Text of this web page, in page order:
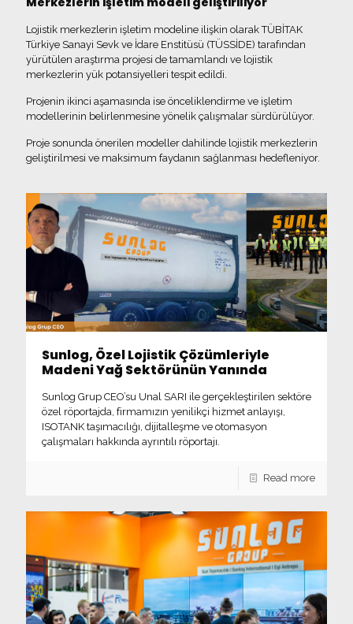
Lojistik merkezlerin işletim modeline ilişkin olarak TÜBİTAK
Türkiye Sanayi Sevk ve İdare Enstitüsü (TÜSSİDE) tarafından
yürütülen araştırma projesi de tamamlandı ve lojistik
merkezlerin yük potansiyelleri tespit edildi.
Projenin ikinci aşamasında ise önceliklendirme ve işletim
modellerinin belirlenmesine yönelik çalışmalar sürdürülüyor.
Proje sonunda önerilen modeller dahilinde lojistik merkezlerin
geliştirilmesi ve maksimum faydanın sağlanması hedefleniyor.
Sunlog, Özel Lojistik Çözümleriyle
Madeni Yağ Sektörünün Yanında
Sunlog Grup CEO’su Unal SARI ile gerçekleştirilen sektöre
özel röportajda, firmamızın yenilikçi hizmet anlayışı,
ISOTANK taşımacılığı, dijitalleşme ve otomasyon
çalışmaları hakkında ayrıntılı röportajı.
Read more